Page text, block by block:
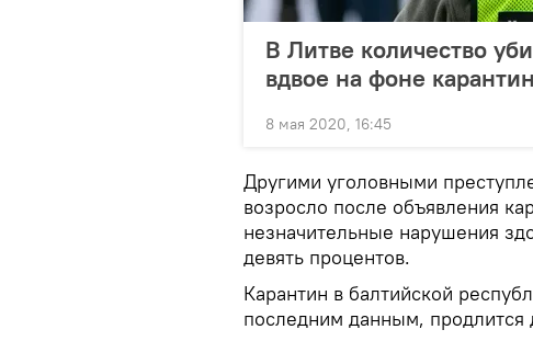
В Литве количество
вдвое на фоне
8 мая 2020, 16:45
Другими уголовными
возросло после объявления
незначительные нарушения
девять процентов.
Карантин в балтийской
последним данным, продлится